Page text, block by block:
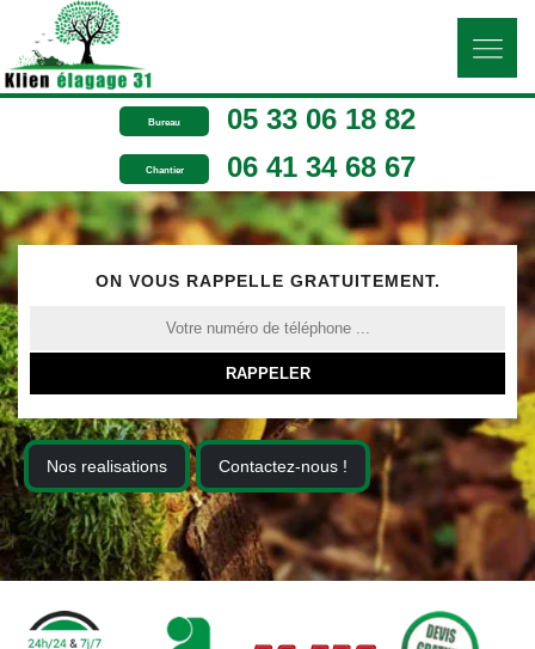
Bureau 05 33 06 18 82
Chantier 06 41 34 68 67
ON VOUS RAPPELLE GRATUITEMENT.
Nos realisations Contactez-nous !